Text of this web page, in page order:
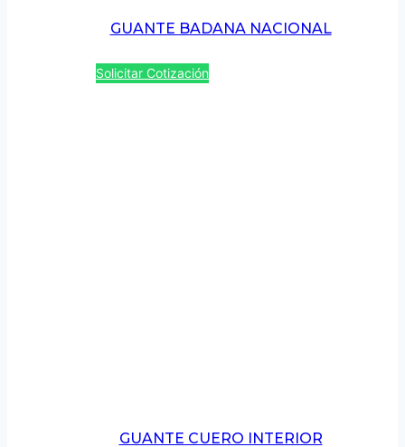
GUANTE BADANA NACIONAL
Solicitar Cotización
GUANTE CUERO INTERIOR